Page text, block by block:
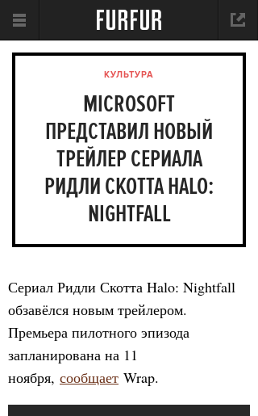
КУЛЬТУРА
MICROSOFT
ПРЕДСТАВИЛ НОВЫЙ
ТРЕЙЛЕР СЕРИАЛА
РИДЛИ СКОТТА HALO:
NIGHTFALL
Сериал Ридли Скотта Halo: Nightfall
обзавёлся новым трейлером.
Премьера пилотного эпизода
запланирована на 11
ноября, сообщает Wrap.